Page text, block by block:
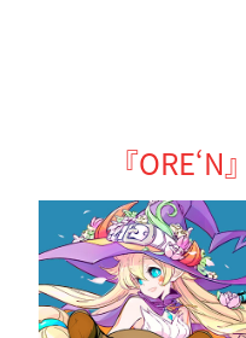
『